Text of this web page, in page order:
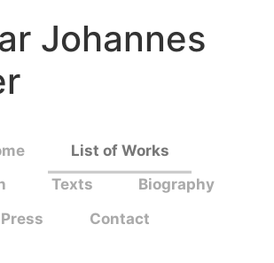
Johannes
List of Works
Texts
Biography
Press
Contact